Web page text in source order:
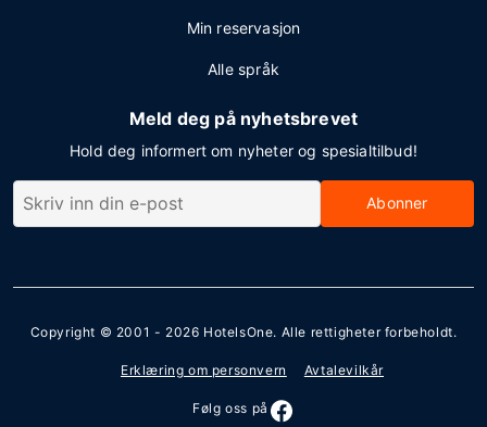
Min reservasjon
Alle språk
Meld deg på nyhetsbrevet
Hold deg informert om nyheter og spesialtilbud!
Abonner
Copyright © 2001 - 2026 HotelsOne. Alle rettigheter forbeholdt.
Erklæring om personvern Avtalevilkår
Følg oss på